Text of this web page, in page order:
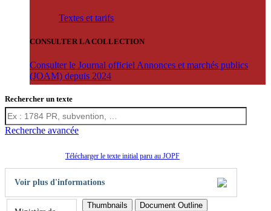
Textes et tarifs
CONSULTER LA COLLECTION
Consulter le Journal officiel Annonces et marchés publics
(JOAM) depuis 2024
Rechercher un texte
Recherche avancée
Télécharger le texte initial paru au JOPF
Voir plus d'informations
Thumbnails
Document Outline